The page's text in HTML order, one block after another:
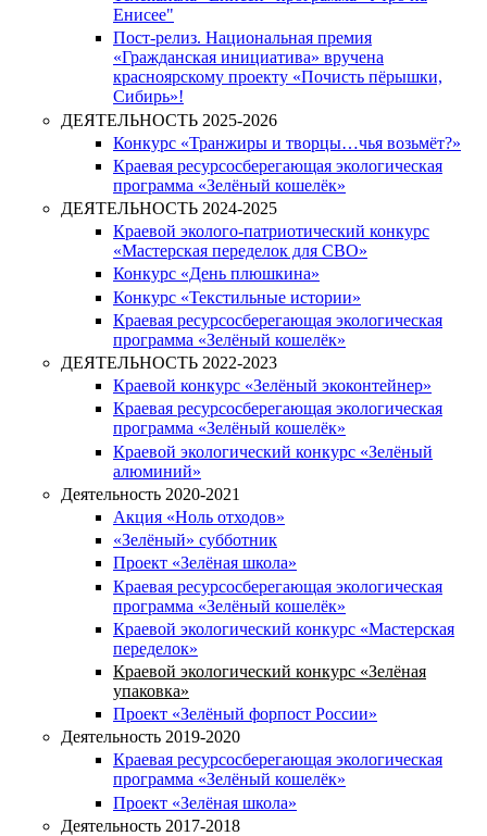
Енисее"
Пост-релиз. Национальная премия
«Гражданская инициатива» вручена
красноярскому проекту «Почисть пёрышки,
Сибирь»!
ДЕЯТЕЛЬНОСТЬ 2025-2026
Конкурс «Транжиры и творцы…чья возьмёт?»
Краевая ресурсосберегающая экологическая
программа «Зелёный кошелёк»
ДЕЯТЕЛЬНОСТЬ 2024-2025
Краевой эколого-патриотический конкурс
«Мастерская переделок для СВО»
Конкурс «День плюшкина»
Конкурс «Текстильные истории»
Краевая ресурсосберегающая экологическая
программа «Зелёный кошелёк»
ДЕЯТЕЛЬНОСТЬ 2022-2023
Краевой конкурс «Зелёный экоконтейнер»
Краевая ресурсосберегающая экологическая
программа «Зелёный кошелёк»
Краевой экологический конкурс «Зелёный
алюминий»
Деятельность 2020-2021
Акция «Ноль отходов»
«Зелёный» субботник
Проект «Зелёная школа»
Краевая ресурсосберегающая экологическая
программа «Зелёный кошелёк»
Краевой экологический конкурс «Мастерская
переделок»
Краевой экологический конкурс «Зелёная
упаковка»
Проект «Зелёный форпост России»
Деятельность 2019-2020
Краевая ресурсосберегающая экологическая
программа «Зелёный кошелёк»
Проект «Зелёная школа»
Деятельность 2017-2018